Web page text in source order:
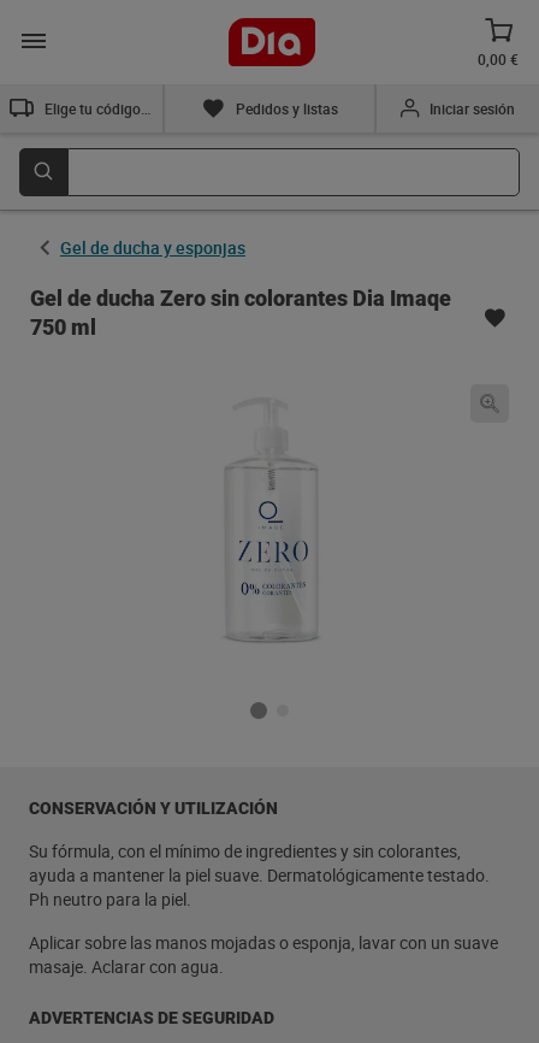
0,00 €
Pedidos y listas Iniciar sesión
Gel de ducha y esponjas
Gel de ducha Zero sin colorantes Dia Imaqe
750 ml
CONSERVACIÓN Y UTILIZACIÓN
Su fórmula, con el mínimo de ingredientes y sin colorantes,
ayuda a mantener la piel suave. Dermatológicamente testado.
Ph neutro para la piel.
Aplicar sobre las manos mojadas o esponja, lavar con un suave
masaje. Aclarar con agua.
ADVERTENCIAS DE SEGURIDAD